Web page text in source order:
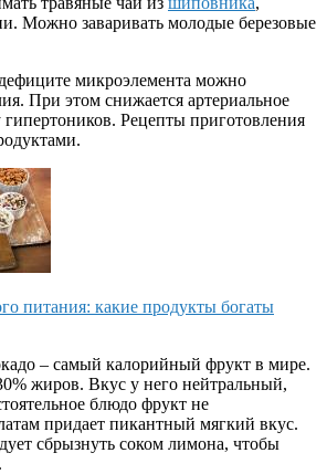
Можно заваривать молодые березовые
микроэлемента можно
При этом снижается артериальное
Рецепты приготовления
питания: какие продукты богаты
– самый калорийный фрукт в мире.
жиров. Вкус у него нейтральный,
блюдо фрукт не
придает пикантный мягкий вкус.
сбрызнуть соком лимона, чтобы